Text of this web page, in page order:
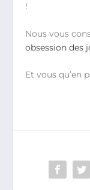
!
Nous vous
obsession des
Et vous qu’en